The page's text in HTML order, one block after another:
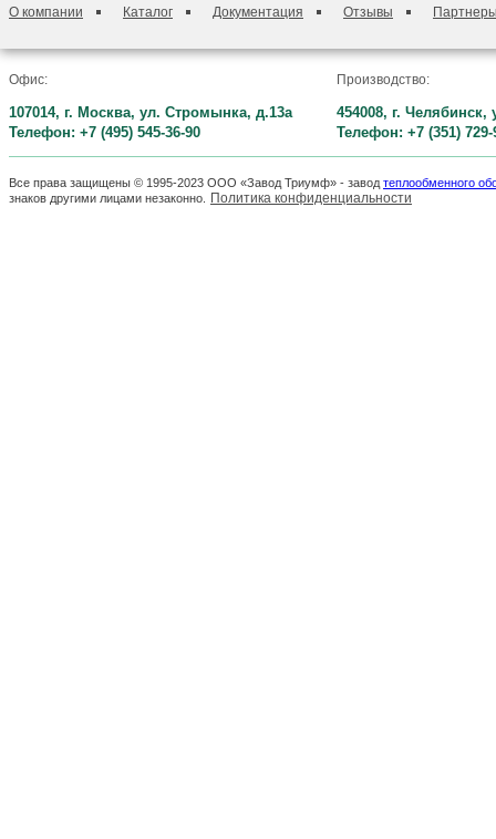
О компании Каталог Документация Отзывы
Офис:
107014, г. Москва, ул. Стромынка, д.13а
Телефон: +7 (495) 545-36-90
Производство:
454008, г.
Телефон: +7 (351) 729-
Все права защищены © 1995-2023 ООО «Завод Триумф» - завод теплообменного
знаков другими лицами незаконно.
Политика конфиденциальности